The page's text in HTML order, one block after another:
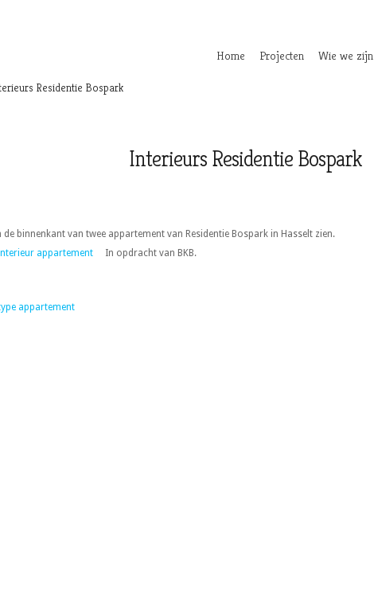
Home Projecten Wie we zijn
Residentie Bospark
Interieurs Residentie Bospark
de binnenkant van twee appartement van Residentie Bospark in Hasselt zien.
In opdracht van BKB.